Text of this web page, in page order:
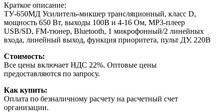
Краткое описание:
ТУ-650МД Усилитель-микшер трансляционный, класс D,
мощность 650 Вт, выходы 100В и 4-16 Ом, MP3-плеер
USB/SD, FM-тюнер, Bluetooth, 1 микрофонный/2 линейных
входа, линейный выход, функция приоритета, пульт ДУ, 220В
Стоимость:
Все цены включает НДС 22%. Оптовые цены
предоставляются по запросу.
Как купить:
Оплата по безналичному расчету на расчетный счет
организации.